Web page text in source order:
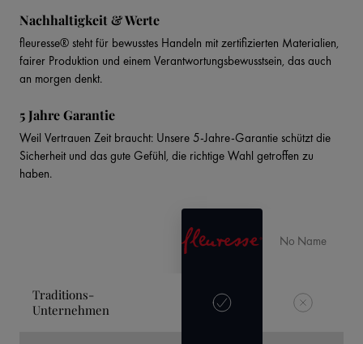
No Name
Traditions-
Unternehmen
Nachhaltigkeit & Werte
fleuresse® steht für bewusstes Handeln mit zertifizierten Materialien,
fairer Produktion und einem Verantwortungsbewusstsein, das auch
an morgen denkt.
5 Jahre Garantie
Weil Vertrauen Zeit braucht: Unsere 5-Jahre-Garantie schützt die
Sicherheit und das gute Gefühl, die richtige Wahl getroffen zu
haben.